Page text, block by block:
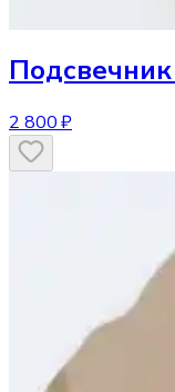
Подсвечник
2 800 ₽